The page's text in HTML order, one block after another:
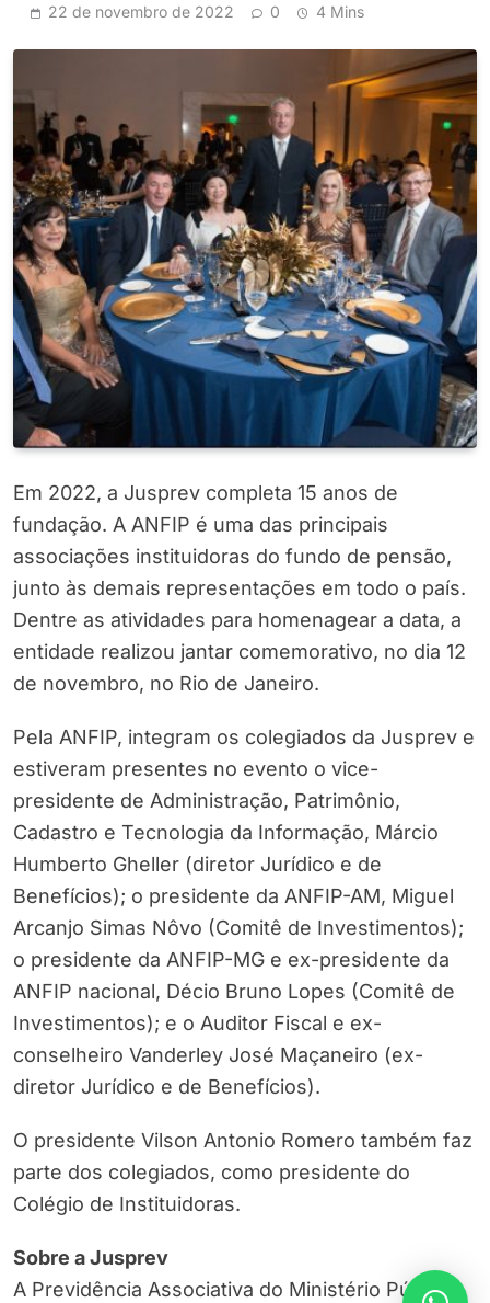
22 de novembro de 2022 0 4 Mins
Em 2022, a Jusprev completa 15 anos de
fundação. A ANFIP é uma das principais
associações instituidoras do fundo de pensão,
junto às demais representações em todo o país.
Dentre as atividades para homenagear a data, a
entidade realizou jantar comemorativo, no dia 12
de novembro, no Rio de Janeiro.
Pela ANFIP, integram os colegiados da Jusprev e
estiveram presentes no evento o vice-
presidente de Administração, Patrimônio,
Cadastro e Tecnologia da Informação, Márcio
Humberto Gheller (diretor Jurídico e de
Benefícios); o presidente da ANFIP-AM, Miguel
Arcanjo Simas Nôvo (Comitê de Investimentos);
o presidente da ANFIP-MG e ex-presidente da
ANFIP nacional, Décio Bruno Lopes (Comitê de
Investimentos); e o Auditor Fiscal e ex-
conselheiro Vanderley José Maçaneiro (ex-
diretor Jurídico e de Benefícios).
O presidente Vilson Antonio Romero também faz
parte dos colegiados, como presidente do
Colégio de Instituidoras.
Sobre a Jusprev
A Previdência Associativa do Ministério Público,